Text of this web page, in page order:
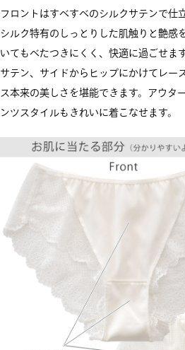
フロントはすべすべのシルクサテンで仕
シルク特有のしっとりした肌触りと艶感
いてもべたつきにくく、快適に過ごせま
サテン、サイドからヒップにかけてレー
ス本来の美しさを堪能できます。アウタ
ンツスタイルもきれいに着こなせます。